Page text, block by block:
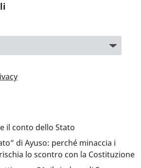
il conto dello Stato
di Ayuso: perché minaccia i
lo scontro con la Costituzione